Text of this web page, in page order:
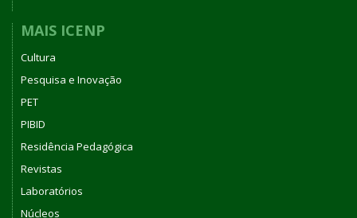
MAIS ICENP
Cultura
Pesquisa e Inovação
PET
PIBID
Residência Pedagógica
Revistas
Laboratórios
Núcleos